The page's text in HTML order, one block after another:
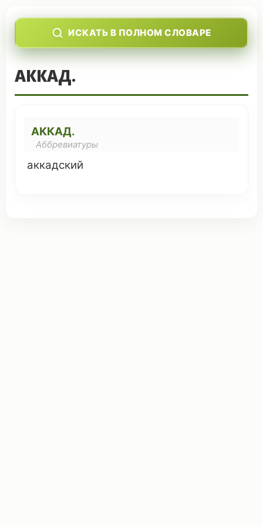
ИСКАТЬ В ПОЛНОМ СЛОВАРЕ
АККАД.
АККАД.
Аббревиатуры
аккадский